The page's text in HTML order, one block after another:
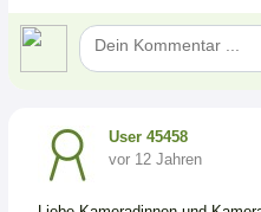
User 45458
vor 12 Jahren